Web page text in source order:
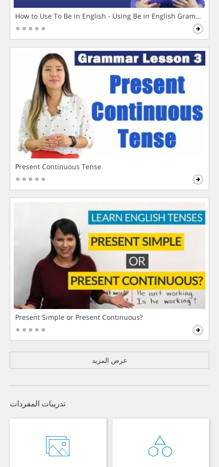
How to Use To Be in English - Using Be in English Grammar
Present Continuous Tense
Present Simple or Present Continuous?
عرض المزيد
تدريبات المفردات